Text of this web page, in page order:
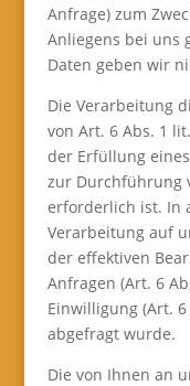
Anfrage) zum
Anliegens bei uns
Daten geben wir
Die Verarbeitung
von Art. 6 Abs. 1
der Erfüllung
zur Durchführung
erforderlich ist. In
Verarbeitung auf
der effektiven
Anfragen (Art. 6
Einwilligung (Art. 6
abgefragt wurde.
Die von Ihnen an